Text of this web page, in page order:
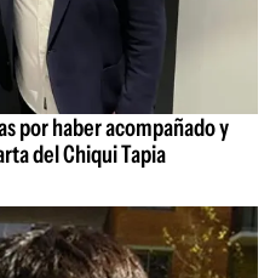
por haber acompañado y
del Chiqui Tapia